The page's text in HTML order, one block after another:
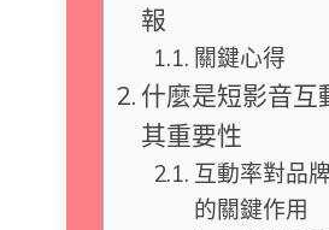
報
關鍵心得
什麼是短影音互
其重要性
互動率對品
的關鍵作用